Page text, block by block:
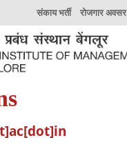
संकाय भर्ती रोजगार अवसर